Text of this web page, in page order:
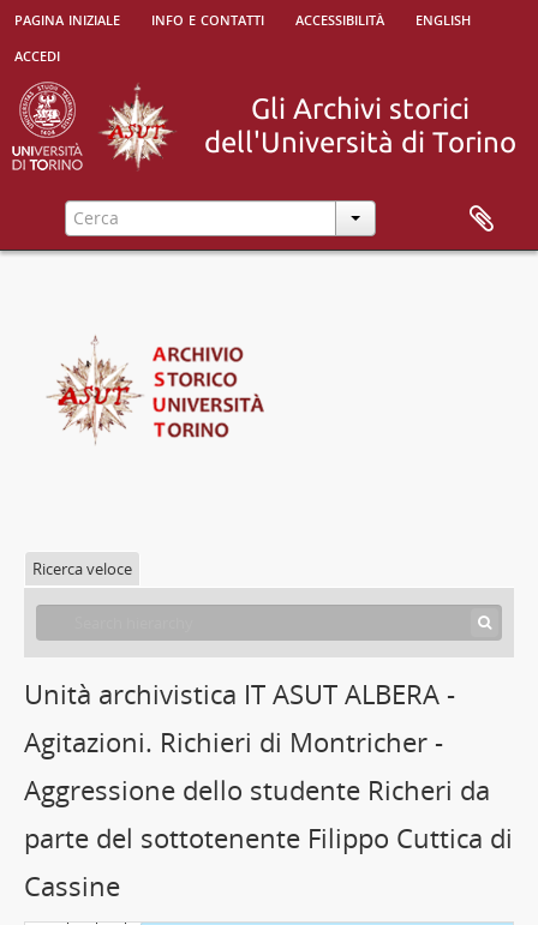
pagina iniziale info e contatti accessibilità
english
accedi
Ricerca veloce
Unità archivistica IT ASUT ALBERA -
Agitazioni. Richieri di Montricher -
Aggressione dello studente Richeri da
parte del sottotenente Filippo Cuttica di
Cassine
[Parte] Università di Torino e altri istituti, 1572 - 1964
[Parte] Studenti, associazionismo e goliardia, 1755 - 2000